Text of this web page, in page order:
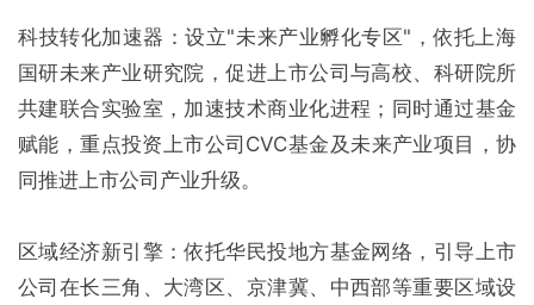
科技转化加速器：设立"未来产业孵化专区"，依托上海
国研未来产业研究院，促进上市公司与高校、科研院所
共建联合实验室，加速技术商业化进程；同时通过基金
赋能，重点投资上市公司CVC基金及未来产业项目，协
同推进上市公司产业升级。
区域经济新引擎：依托华民投地方基金网络，引导上市
公司在长三角、大湾区、京津冀、中西部等重要区域设